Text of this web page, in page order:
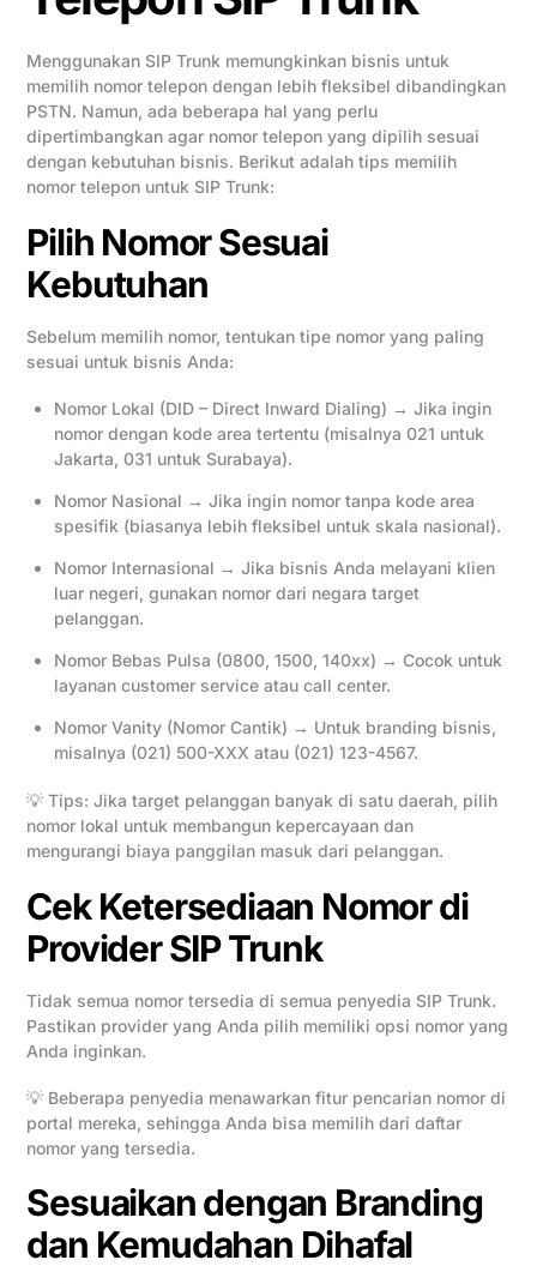
Menggunakan SIP Trunk memungkinkan bisnis untuk
memilih nomor telepon dengan lebih fleksibel dibandingkan
PSTN. Namun, ada beberapa hal yang perlu
dipertimbangkan agar nomor telepon yang dipilih sesuai
dengan kebutuhan bisnis. Berikut adalah tips memilih
nomor telepon untuk SIP Trunk:
Pilih Nomor Sesuai
Kebutuhan
Sebelum memilih nomor, tentukan tipe nomor yang paling
sesuai untuk bisnis Anda:
Nomor Lokal (DID – Direct Inward Dialing) → Jika ingin
nomor dengan kode area tertentu (misalnya 021 untuk
Jakarta, 031 untuk Surabaya).
Nomor Nasional → Jika ingin nomor tanpa kode area
spesifik (biasanya lebih fleksibel untuk skala nasional).
Nomor Internasional → Jika bisnis Anda melayani klien
luar negeri, gunakan nomor dari negara target
pelanggan.
Nomor Bebas Pulsa (0800, 1500, 140xx) → Cocok untuk
layanan customer service atau call center.
Nomor Vanity (Nomor Cantik) → Untuk branding bisnis,
misalnya (021) 500-XXX atau (021) 123-4567.
💡 Tips: Jika target pelanggan banyak di satu daerah, pilih
nomor lokal untuk membangun kepercayaan dan
mengurangi biaya panggilan masuk dari pelanggan.
Cek Ketersediaan Nomor di
Provider SIP Trunk
Tidak semua nomor tersedia di semua penyedia SIP Trunk.
Pastikan provider yang Anda pilih memiliki opsi nomor yang
Anda inginkan.
💡 Beberapa penyedia menawarkan fitur pencarian nomor di
portal mereka, sehingga Anda bisa memilih dari daftar
nomor yang tersedia.
Sesuaikan dengan Branding
dan Kemudahan Dihafal